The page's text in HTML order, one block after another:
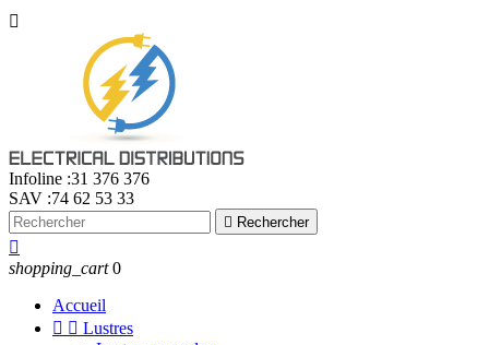

Infoline :31 376 376
SAV :74 62 53 33
 Rechercher

shopping_cart 0
Accueil
  Lustres